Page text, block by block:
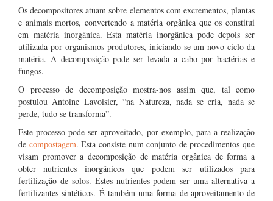
Os decompositores atuam sobre elementos com excrementos, plantas
e animais mortos, convertendo a matéria orgânica que os constitui
em matéria inorgânica. Esta matéria inorgânica pode depois ser
utilizada por organismos produtores, iniciando-se um novo ciclo da
matéria. A decomposição pode ser levada a cabo por bactérias e
fungos.
O processo de decomposição mostra-nos assim que, tal como
postulou Antoine Lavoisier, “na Natureza, nada se cria, nada se
perde, tudo se transforma”.
Este processo pode ser aproveitado, por exemplo, para a realização
de compostagem. Esta consiste num conjunto de procedimentos que
visam promover a decomposição de matéria orgânica de forma a
obter nutrientes inorgânicos que podem ser utilizados para
fertilização de solos. Estes nutrientes podem ser uma alternativa a
fertilizantes sintéticos. É também uma forma de aproveitamento de